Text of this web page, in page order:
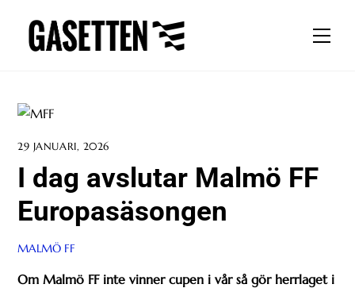
content
29 JANUARI, 2026
I dag avslutar Malmö FF
Europasäsongen
MALMÖ FF
Om Malmö FF inte vinner cupen i vår så gör herrlaget i